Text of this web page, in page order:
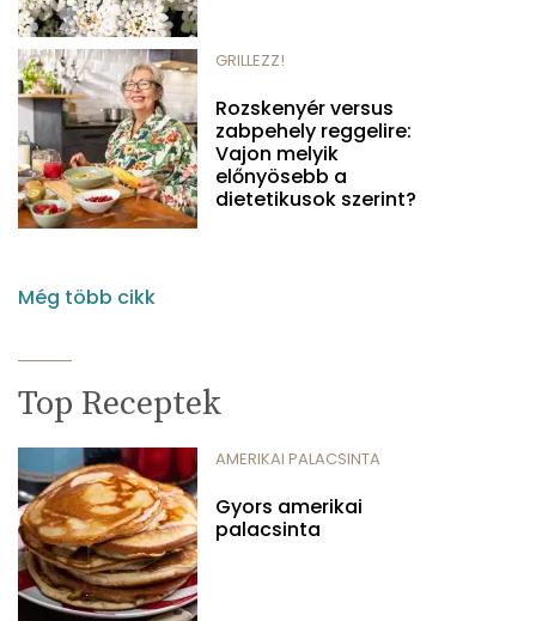
GRILLEZZ!
Rozskenyér versus
zabpehely reggelire:
Vajon melyik
előnyösebb a
dietetikusok szerint?
Még több cikk
Top Receptek
AMERIKAI PALACSINTA
Gyors amerikai
palacsinta